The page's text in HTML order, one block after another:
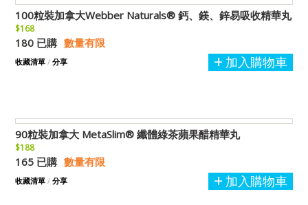
100粒裝加拿大Webber Naturals® 鈣、鎂、鋅易吸收精華丸
$168
180 已購 數量有限
加入購物車
收藏清單 / 分享
90粒裝加拿大 MetaSlim® 纖體綠茶蘋果醋精華丸
$188
165 已購 數量有限
加入購物車
收藏清單 / 分享